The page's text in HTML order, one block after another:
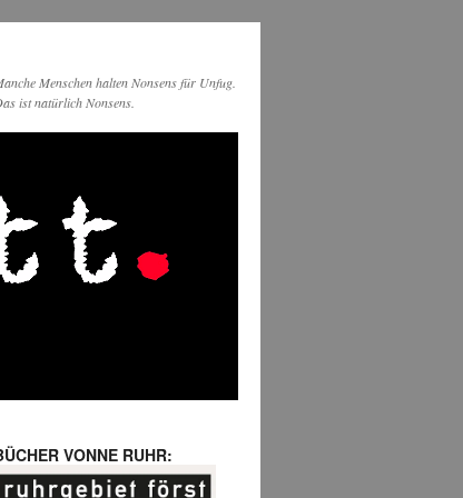
Menschen halten Nonsens für Unfug.
ist natürlich Nonsens.
VONNE RUHR: